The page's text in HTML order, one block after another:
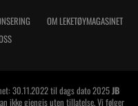
OM LEKETØYMAGASINET
30.11.2022 til dags dato 2025JB
ikke gjengis uten tillatelse. Vi følger